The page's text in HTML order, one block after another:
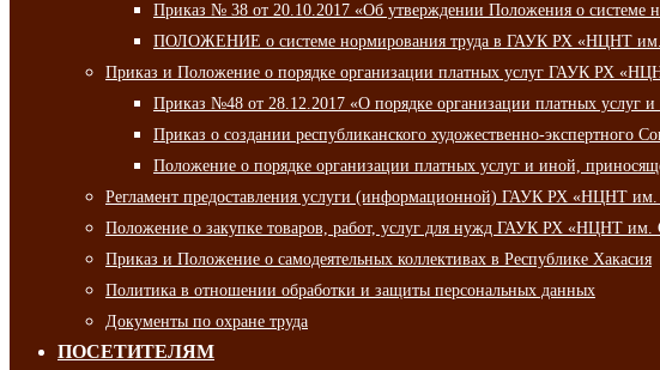
Приказ № 38 от 20.10.2017 «Об утверждении Положения о системе
ПОЛОЖЕНИЕ о системе нормирования труда в ГАУК РХ «НЦНТ
Приказ и Положение о порядке организации платных услуг ГАУК РХ
Приказ №48 от 28.12.2017 «О порядке организации платных услуг
Приказ о создании республиканского художественно-
Положение о порядке организации платных услуг и иной,
Регламент предоставления услуги (информационной) ГАУК РХ «НЦНТ
Положение о закупке товаров, работ, услуг для нужд ГАУК РХ «НЦНТ
Приказ и Положение о самодеятельных коллективах в Республике Хакасия
Политика в отношении обработки и защиты персональных данных
Документы по охране труда
ПОСЕТИТЕЛЯМ